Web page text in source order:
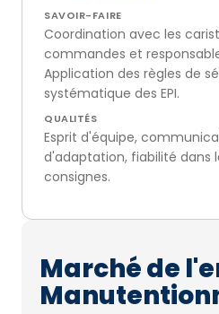
SAVOIR-FAIRE
Coordination avec les
commandes et
Application des règles de
systématique des EPI.
QUALITÉS
Esprit d'équipe,
d'adaptation, fiabilité dans
consignes.
Marché de